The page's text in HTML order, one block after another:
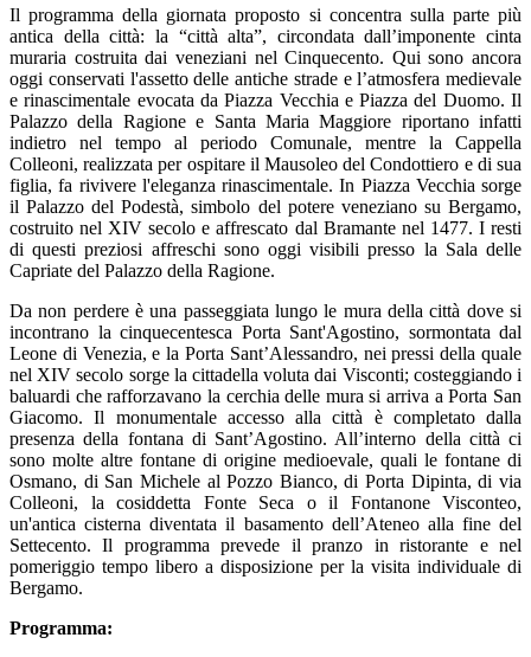
Il programma della giornata proposto si concentra sulla parte più
antica della città: la “città alta”, circondata dall’imponente cinta
muraria costruita dai veneziani nel Cinquecento. Qui sono ancora
oggi conservati l'assetto delle antiche strade e l’atmosfera medievale
e rinascimentale evocata da Piazza Vecchia e Piazza del Duomo. Il
Palazzo della Ragione e Santa Maria Maggiore riportano infatti
indietro nel tempo al periodo Comunale, mentre la Cappella
Colleoni, realizzata per ospitare il Mausoleo del Condottiero e di sua
figlia, fa rivivere l'eleganza rinascimentale. In Piazza Vecchia sorge
il Palazzo del Podestà, simbolo del potere veneziano su Bergamo,
costruito nel XIV secolo e affrescato dal Bramante nel 1477. I resti
di questi preziosi affreschi sono oggi visibili presso la Sala delle
Capriate del Palazzo della Ragione.
Da non perdere è una passeggiata lungo le mura della città dove si
incontrano la cinquecentesca Porta Sant'Agostino, sormontata dal
Leone di Venezia, e la Porta Sant’Alessandro, nei pressi della quale
nel XIV secolo sorge la cittadella voluta dai Visconti; costeggiando i
baluardi che rafforzavano la cerchia delle mura si arriva a Porta San
Giacomo. Il monumentale accesso alla città è completato dalla
presenza della fontana di Sant’Agostino. All’interno della città ci
sono molte altre fontane di origine medioevale, quali le fontane di
Osmano, di San Michele al Pozzo Bianco, di Porta Dipinta, di via
Colleoni, la cosiddetta Fonte Seca o il Fontanone Visconteo,
un'antica cisterna diventata il basamento dell’Ateneo alla fine del
Settecento. Il programma prevede il pranzo in ristorante e nel
pomeriggio tempo libero a disposizione per la visita individuale di
Bergamo.
Programma: